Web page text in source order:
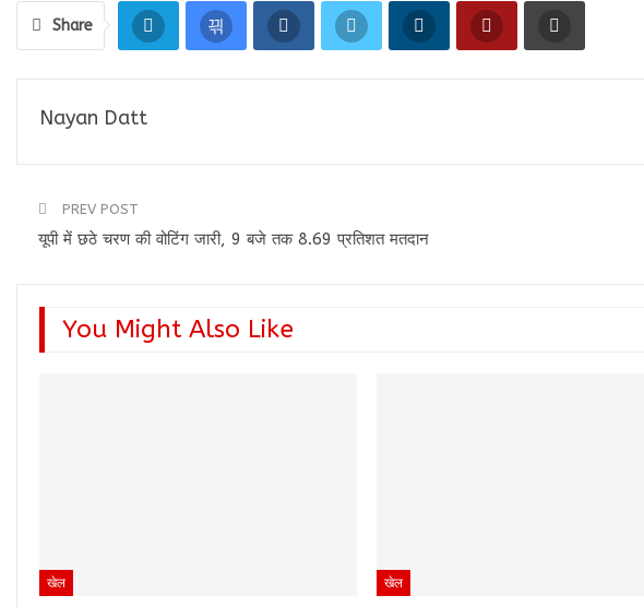
Share
Nayan Datt
PREV POST
यूपी में छठे चरण की वोटिंग जारी, 9 बजे तक 8.69 प्रतिशत मतदान
You Might Also Like
खेल खेल